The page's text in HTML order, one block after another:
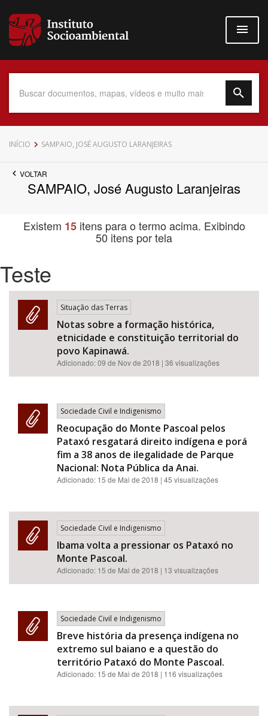
para
conteúdo
Data do Documento
Tema
Área Protegida
INÍCIO SAMPAIO, JOSÉ AUGUSTO LARANJEIRAS
VOLTAR
SAMPAIO, José Augusto Laranjeiras
Existem 15itens para o termo acima. Exibindo
50 itens por tela
Teste
Situação das Terras
Notas sobre a formação histórica,
etnicidade e constituição territorial do
povo Kapinawá.
Adicionado:09 de Nov de 2018 | 36 visualizações
Sociedade Civil e Indigenismo
Reocupação do Monte Pascoal pelos
Pataxó resgatará direito indígena e porá
fim a 38 anos de ilegalidade de Parque
Nacional: Nota Pública da Anai.
Adicionado: 15 de Mai de 2018 | 45 visualizações
Sociedade Civil e Indigenismo
Ibama volta a pressionar os Pataxó no
Monte Pascoal.
Adicionado: 15 de Mai de 2018 | 13 visualizações
Sociedade Civil e Indigenismo
Breve história da presença indígena no
extremo sul baiano e a questão do
território Pataxó do Monte Pascoal.
Adicionado: 15 de Mai de 2018 | 116 visualizações